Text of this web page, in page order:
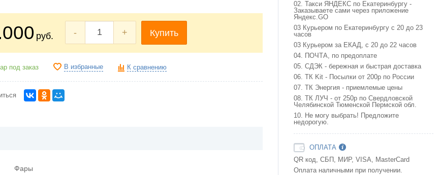
руб. - + Купить
под заказ В избранные К сравнению
Фары
02. Такси ЯНДЕКС по Екатеринбургу -
Заказываете сами через приложение
Яндекс.GO
03 Курьером по Екатеринбургу с 20 до 23
часов
03 Курьером за ЕКАД, с 20 до 22 часов
04. ПОЧТА, по предоплате
05. СДЭК - бережная и быстрая доставка
06. ТК Kit - Посылки от 200р по России
07. ТК Энергия - приемлемые цены
08. ТК ЛУЧ - от 250р по Свердловской
Челябинской Тюменской Пермской обл.
10. Не могу выбрать! Предложите
недорогую.
ОПЛАТА
QR код, СБП, МИР, VISA, MasterCard
Оплата наличными при получении.